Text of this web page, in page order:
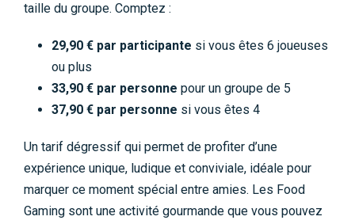
taille du groupe. Comptez :
29,90 € par participante si vous êtes 6 joueuses
ou plus
33,90 € par personne pour un groupe de 5
37,90 € par personne si vous êtes 4
Un tarif dégressif qui permet de profiter d’une
expérience unique, ludique et conviviale, idéale pour
marquer ce moment spécial entre amies. Les Food
Gaming sont une activité gourmande que vous pouvez